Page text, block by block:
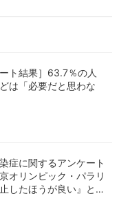
ト結果］63.7％の人
は「必要だと思わな
症に関するアンケート
オリンピック・パラリ
したほうが良い』と回